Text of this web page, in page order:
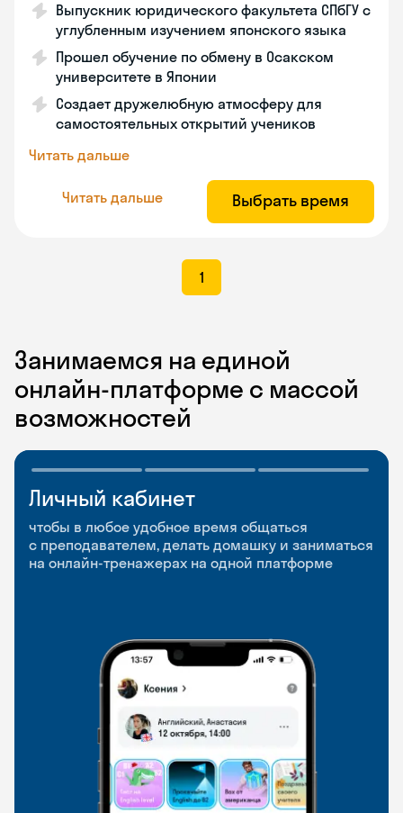
Выпускник юридического факультета СПбГУ с
углубленным изучением японского языка
Прошел обучение по обмену в Осакском
университете в Японии
Создает дружелюбную атмосферу для
самостоятельных открытий учеников
Читать дальше
Читать дальше Выбрать время
1
Занимаемся на единой
онлайн-платформе с массой
возможностей
Личный кабинет
чтобы в любое удобное время общаться
с преподавателем, делать домашку и заниматься
на онлайн-тренажерах на одной платформе
Мобильное
приложение
чтобы заниматься и изучать новые слова где
и когда удобно
Разговорные клубы
и Talks
Групповые занятия для разговорной практики
и индивидуальные встречи с преподавателями